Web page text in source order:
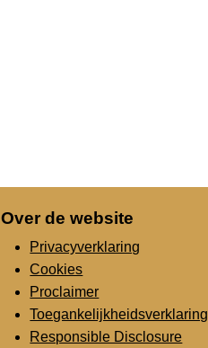
Over de website
Privacyverklaring
Cookies
Proclaimer
Toegankelijkheidsverklaring
Responsible Disclosure